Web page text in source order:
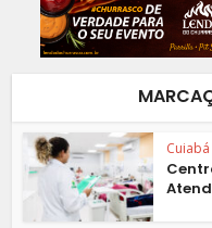
Cuiabá